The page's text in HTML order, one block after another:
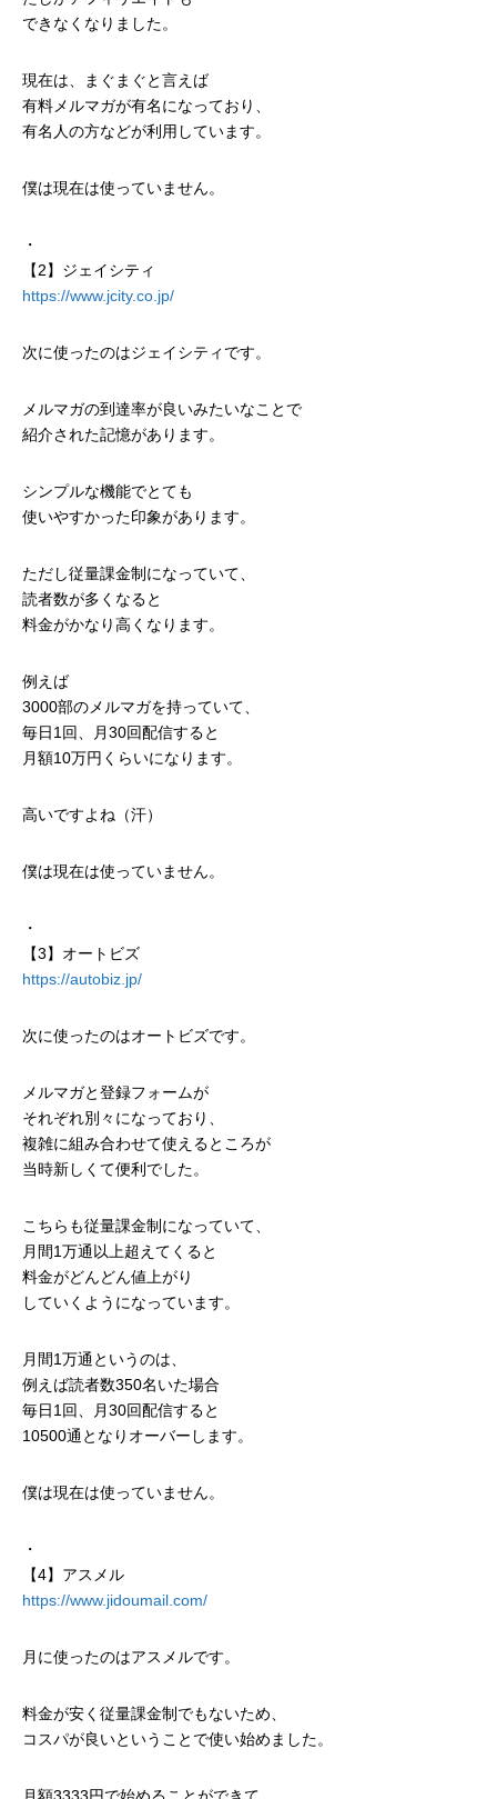
できなくなりました。
現在は、まぐまぐと言えば
有料メルマガが有名になっており、
有名人の方などが利用しています。
僕は現在は使っていません。
・
【2】ジェイシティ
https://www.jcity.co.jp/
次に使ったのはジェイシティです。
メルマガの到達率が良いみたいなことで
紹介された記憶があります。
シンプルな機能でとても
使いやすかった印象があります。
ただし従量課金制になっていて、
読者数が多くなると
料金がかなり高くなります。
例えば
3000部のメルマガを持っていて、
毎日1回、月30回配信すると
月額10万円くらいになります。
高いですよね（汗）
僕は現在は使っていません。
・
【3】オートビズ
https://autobiz.jp/
次に使ったのはオートビズです。
メルマガと登録フォームが
それぞれ別々になっており、
複雑に組み合わせて使えるところが
当時新しくて便利でした。
こちらも従量課金制になっていて、
月間1万通以上超えてくると
料金がどんどん値上がり
していくようになっています。
月間1万通というのは、
例えば読者数350名いた場合
毎日1回、月30回配信すると
10500通となりオーバーします。
僕は現在は使っていません。
・
【4】アスメル
https://www.jidoumail.com/
月に使ったのはアスメルです。
料金が安く従量課金制でもないため、
コスパが良いということで使い始めました。
月額3333円で始めることができて、